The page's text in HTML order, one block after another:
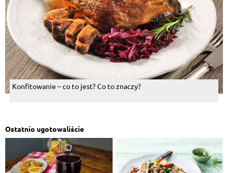
Konfitowanie – co to jest? Co to znaczy?
Ostatnio ugotowaliście